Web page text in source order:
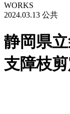
WORKS
2024.03.13 公共
静岡県
支障枝